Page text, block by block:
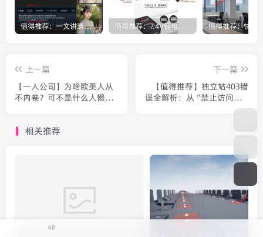
值得推荐：一文讲清楚Stable Diffusion中Lora与大模型的区别（转载） 值得推荐：7.4V锂电池为什么要用8.4V充电器充电？
上一篇
【一人公司】为啥欧美人从
不内卷？可不是什么人懒
下一篇
【值得推荐】独立站403错
误全解析：从“禁止访问”到
畅通无阻的终极指南（转
相关推荐
68